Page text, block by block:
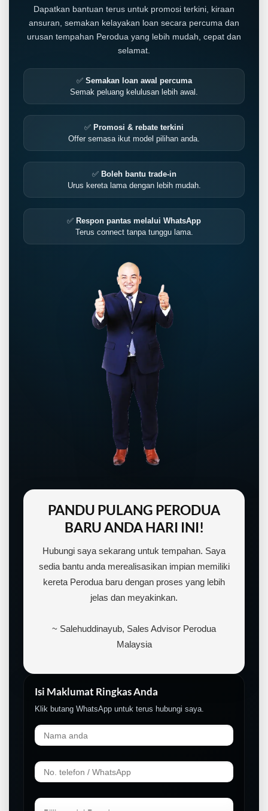
Dapatkan bantuan terus untuk promosi terkini, kiraan
ansuran, semakan kelayakan loan secara percuma dan
urusan tempahan Perodua yang lebih mudah, cepat dan
selamat.
✅ Semakan loan awal percuma
Semak peluang kelulusan lebih awal.
✅ Promosi & rebate terkini
Offer semasa ikut model pilihan anda.
✅ Boleh bantu trade-in
Urus kereta lama dengan lebih mudah.
✅ Respon pantas melalui WhatsApp
Terus connect tanpa tunggu lama.
PANDU PULANG PERODUA
BARU ANDA HARI INI!
Hubungi saya sekarang untuk tempahan. Saya
sedia bantu anda merealisasikan impian memiliki
kereta Perodua baru dengan proses yang lebih
jelas dan meyakinkan.
~ Salehuddinayub, Sales Advisor Perodua
Malaysia
Isi Maklumat Ringkas Anda
Klik butang WhatsApp untuk terus hubungi saya.